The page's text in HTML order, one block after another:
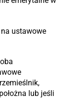
ustawowe
lub jeśli